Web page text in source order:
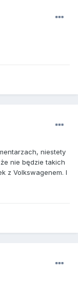
niestety
nie będzie takich
z Volkswagenem. I